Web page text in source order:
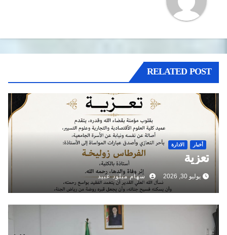
RELATED POST
أخبار الادارة
تعزية
يوليو 30, 2026 سهام ميلود عبيد